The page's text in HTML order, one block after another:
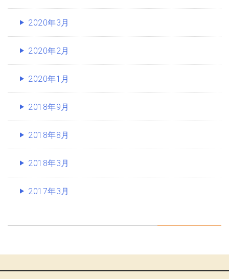
2020年3月
2020年2月
2020年1月
2018年9月
2018年8月
2018年3月
2017年3月